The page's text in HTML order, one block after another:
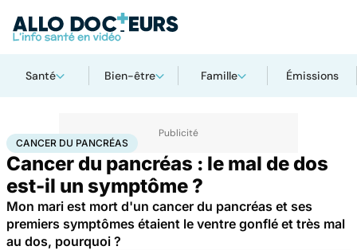
Santé Bien-être Famille Émissions
AccueilSanté MaladiesCancer Cancer du pancréas
CANCER DU PANCRÉAS
Cancer du pancréas : le mal de dos
est-il un symptôme ?
Mon mari est mort d'un cancer du pancréas et ses
premiers symptômes étaient le ventre gonflé et très mal
au dos, pourquoi ?